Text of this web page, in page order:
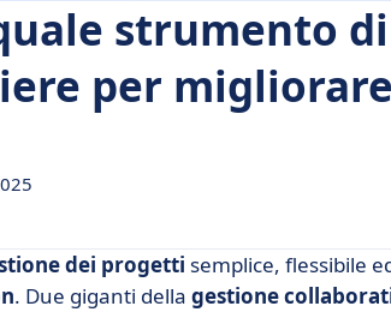
strumento
per
dei progetti semplice, flessibile
. Due giganti della gestione